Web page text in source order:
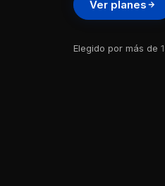
Ver planes
Elegido por más de